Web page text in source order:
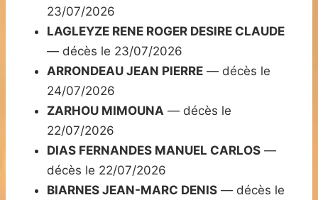
23/07/2026
LAGLEYZE RENE ROGER DESIRE CLAUDE
— décès le 23/07/2026
ARRONDEAU JEAN PIERRE — décès le
24/07/2026
ZARHOU MIMOUNA — décès le
22/07/2026
DIAS FERNANDES MANUEL CARLOS —
décès le 22/07/2026
BIARNES JEAN-MARC DENIS — décès le